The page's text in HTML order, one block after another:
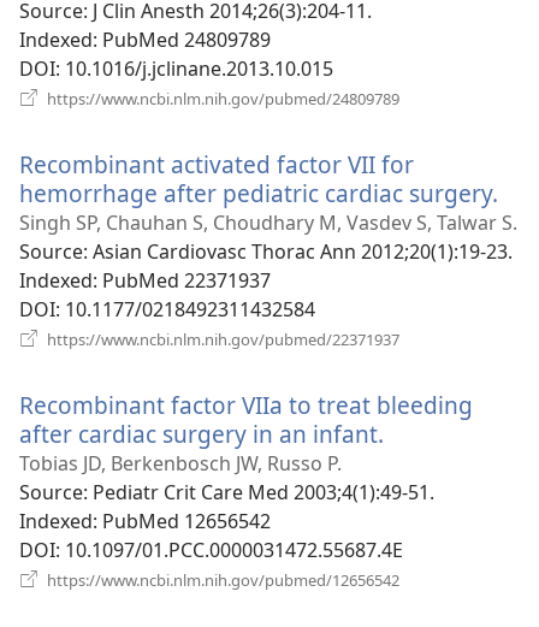
Source‎: J Clin Anesth 2014;26(3):204-11.
Indexed‎: PubMed 24809789
DOI‎: 10.1016/j.jclinane.2013.10.015
https://www.ncbi.nlm.nih.gov/pubmed/24809789
вікні)
Recombinant activated factor VII for
hemorrhage after pediatric cardiac surgery.
у
Singh SP, Chauhan S, Choudhary M, Vasdev S, Talwar S.
Source‎: Asian Cardiovasc Thorac Ann 2012;20(1):19-23.
Indexed‎: PubMed 22371937
DOI‎: 10.1177/0218492311432584
https://www.ncbi.nlm.nih.gov/pubmed/22371937
вікні)
Recombinant factor VIIa to treat bleeding
after cardiac surgery in an infant.
новому
Tobias JD, Berkenbosch JW, Russo P.
Source‎: Pediatr Crit Care Med 2003;4(1):49-51.
Indexed‎: PubMed 12656542
DOI‎: 10.1097/01.PCC.0000031472.55687.4E
https://www.ncbi.nlm.nih.gov/pubmed/12656542